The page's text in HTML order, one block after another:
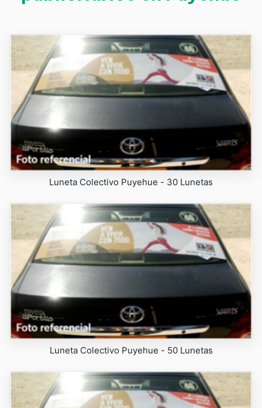
Luneta Colectivo Puyehue - 30 Lunetas
Luneta Colectivo Puyehue - 50 Lunetas